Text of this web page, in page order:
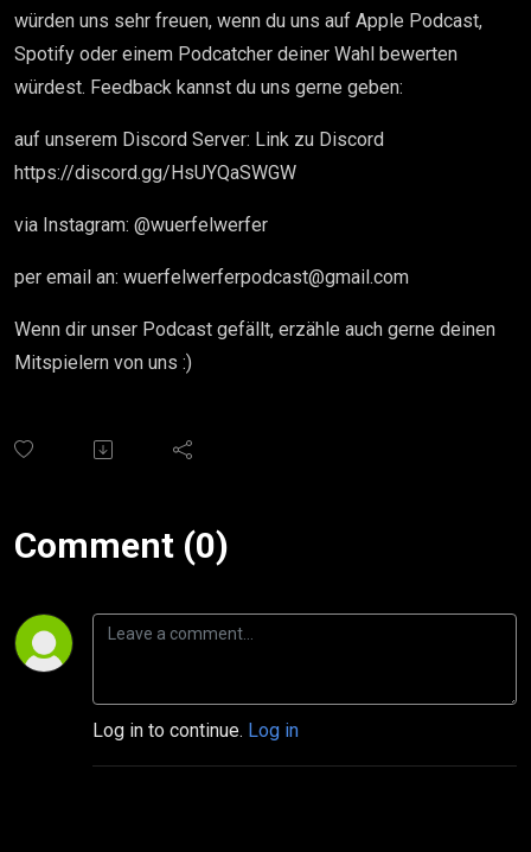
würden uns sehr freuen, wenn du uns auf Apple Podcast,
Spotify oder einem Podcatcher deiner Wahl bewerten
würdest. Feedback kannst du uns gerne geben:
auf unserem Discord Server: Link zu Discord
https://discord.gg/HsUYQaSWGW
via Instagram: @wuerfelwerfer
per email an: wuerfelwerferpodcast@gmail.com
Wenn dir unser Podcast gefällt, erzähle auch gerne deinen
Mitspielern von uns :)
Comment (0)
Log in to continue. Log in